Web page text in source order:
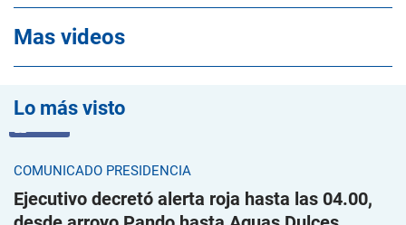
Mas videos
Lo más visto
COMUNICADO PRESIDENCIA
Ejecutivo decretó alerta roja hasta las 04.00,